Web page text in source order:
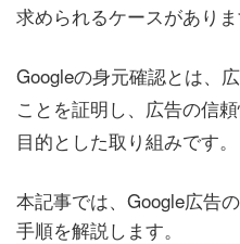
求められるケースがありま
Googleの身元確認とは、
ことを証明し、広告の信
目的とした取り組みです。
本記事では、Google広告
手順を解説します。